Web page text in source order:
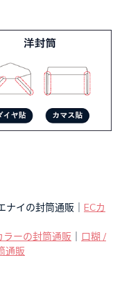
ナイの封筒通販｜ ECカ
ーの封筒通販
口糊 /
通販